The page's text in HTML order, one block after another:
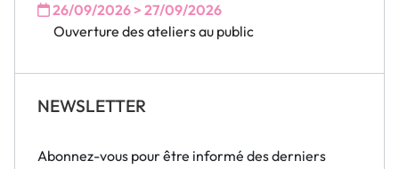
26/09/2026 > 27/09/2026
Ouverture des ateliers au public
NEWSLETTER
Abonnez-vous pour être informé des derniers